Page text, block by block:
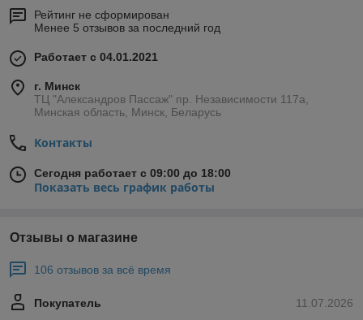
Рейтинг не сформирован
Менее 5 отзывов за последний год
Работает с 04.01.2021
г. Минск
ТЦ "Александров Пассаж" пр. Независимости 117а,
Минская область, Минск, Беларусь
Контакты
Сегодня работает с 09:00 до 18:00
Показать весь график работы
Отзывы о магазине
106 отзывов за всё время
11.07.2026
Покупатель